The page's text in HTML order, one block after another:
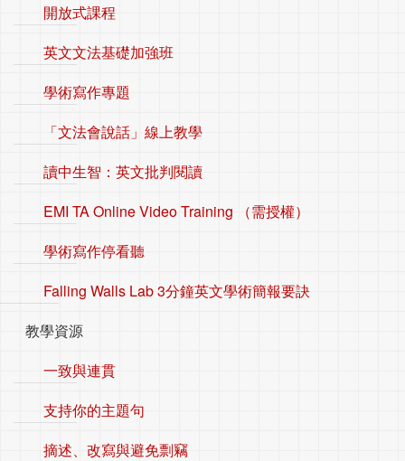
開放式課程
英文文法基礎加強班
學術寫作專題
「文法會說話」線上教學
讀中生智：英文批判閱讀
EMI TA Online Video Training （需授權）
學術寫作停看聽
Falling Walls Lab 3分鐘英文學術簡報要訣
教學資源
一致與連貫
支持你的主題句
摘述、改寫與避免剽竊